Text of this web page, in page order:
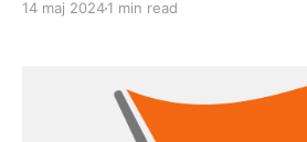
skompiluje, bo nikt nie doda patch dla
14 maj 20241 min read